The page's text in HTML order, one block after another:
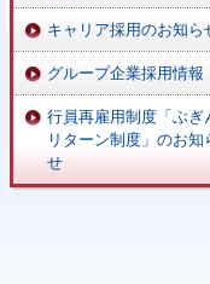
キャリア採用のお知ら
グループ企業採用情報
行員再雇用制度「ぶぎ
リターン制度」のお知
せ